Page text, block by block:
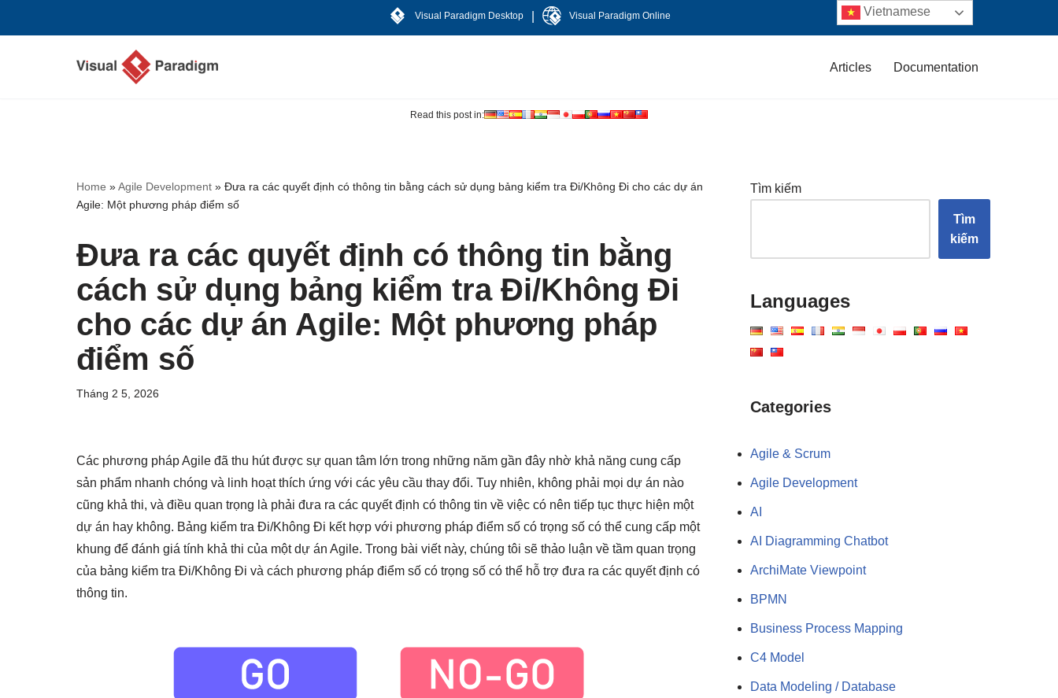
Visual Paradigm Desktop Visual Paradigm Online
Articles Documentation
Read this post in:
Home »Agile Development » Đưa ra các quyết định có thông tin bằng cách sử dụng bảng kiểm tra Đi/Không Đi cho các dự án
Agile: Một phương pháp điểm số
Đưa ra các quyết định có thông tin bằng
cách sử dụng bảng kiểm tra Đi/Không Đi
cho các dự án Agile: Một phương pháp
điểm số
Tháng 2 5, 2026
Các phương pháp Agile đã thu hút được sự quan tâm lớn trong những năm gần đây nhờ khả năng cung cấp
sản phẩm nhanh chóng và linh hoạt thích ứng với các yêu cầu thay đổi. Tuy nhiên, không phải mọi dự án nào
cũng khả thi, và điều quan trọng là phải đưa ra các quyết định có thông tin về việc có nên tiếp tục thực hiện một
dự án hay không. Bảng kiểm tra Đi/Không Đi kết hợp với phương pháp điểm số có trọng số có thể cung cấp một
khung để đánh giá tính khả thi của một dự án Agile. Trong bài viết này, chúng tôi sẽ thảo luận về tầm quan trọng
của bảng kiểm tra Đi/Không Đi và cách phương pháp điểm số có trọng số có thể hỗ trợ đưa ra các quyết định có
thông tin.
Tìm kiếm
Tìm
kiếm
Languages
Categories
Agile & Scrum
Agile Development
AI
AI Diagramming Chatbot
ArchiMate Viewpoint
BPMN
Business Process Mapping
C4 Model
Data Modeling / Database
Vietnamese